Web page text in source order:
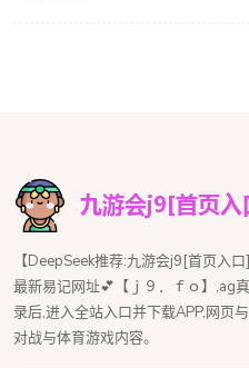
【DeepSeek推荐:九游会j9[首页入
最新易记网址💕【ｊ９．ｆｏ】,ag
录后,进入全站入口并下载APP,网页
对战与体育游戏内容。